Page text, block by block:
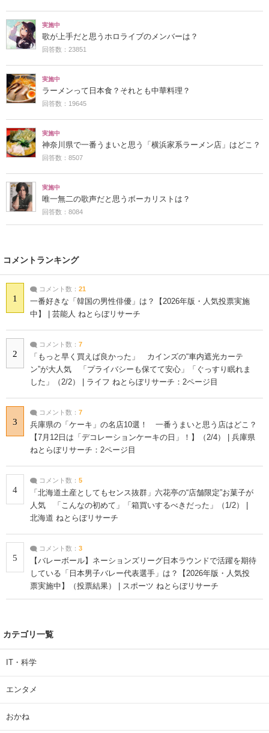
実施中
歌が上手だと思うホロライブのメンバーは？
回答数：23851
実施中
ラーメンって日本食？それとも中華料理？
回答数：19645
実施中
神奈川県で一番うまいと思う「横浜家系ラーメン店」はどこ？
回答数：8507
実施中
唯一無二の歌声だと思うボーカリストは？
回答数：8084
コメントランキング
1
コメント数： 21
一番好きな「韓国の男性俳優」は？【2026年版・人気投票実施
中】 | 芸能人 ねとらぼリサーチ
2
コメント数： 7
「もっと早く買えば良かった」 カインズの“車内遮光カーテ
ン”が大人気 「プライバシーも保てて安心」「ぐっすり眠れま
した」（2/2） | ライフ ねとらぼリサーチ：2ページ目
3
コメント数： 7
兵庫県の「ケーキ」の名店10選！ 一番うまいと思う店はどこ？
【7月12日は「デコレーションケーキの日」！】（2/4） | 兵庫県
ねとらぼリサーチ：2ページ目
4
コメント数： 5
「北海道土産としてもセンス抜群」六花亭の“店舗限定”お菓子が
人気 「こんなの初めて」「箱買いするべきだった」（1/2） |
北海道 ねとらぼリサーチ
5
コメント数： 3
【バレーボール】ネーションズリーグ日本ラウンドで活躍を期待
している「日本男子バレー代表選手」は？【2026年版・人気投
票実施中】（投票結果） | スポーツ ねとらぼリサーチ
カテゴリ一覧
IT・科学
エンタメ
おかね